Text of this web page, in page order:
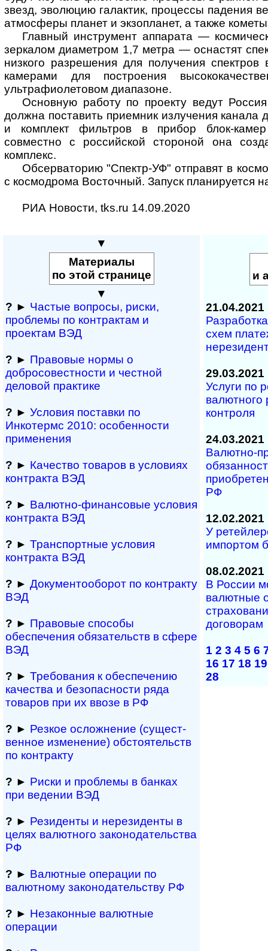
звезд, эволюцию галактик, процессы падения
атмосферы планет и экзопланет, а также
Главный инструмент аппарата —
зеркалом диаметром 1,7 метра — оснастят
низкого разрешения для получения
камерами для построения
ультрафиолетовом диапазоне.
Основную работу по проекту ведут
должна поставить приемник излучения канала
и комплект фильтров в прибор блок-
совместно с российской стороной она
комплекс.
Обсерваторию "Спектр-УФ" отправят в
с космодрома Восточный. Запуск планируется
РИА Новости, tks.ru 14.09.2020
▼
Материалы
по этой странице
▼
? ► Частые вопросы, рис­ки,
проблемы по конт­рактам и
проектам ВЭД
? ► Правовые нормы о
добросовестности и чест­ной
деловой практике
? ► Условия поставки по
Инкотермс 2010: осо­бен­нос­ти
применения
? ► Качество товаров в условиях
контракта ВЭД
? ► Валютно-финансовые условия
контракта ВЭД
? ► Транспортные условия
контракта ВЭД
? ► Документооборот по контракту
ВЭД
? ► Правовые способы
обеспечения обяза­тельств в сфере
ВЭД
? ► Требования к обеспечению
качества и безопасности ряда
товаров при их ввозе в РФ
? ► Резкое осложнение (сущест­
вен­ное измене­ние) обсто­ятельств
по контракту
? ► Риски и проблемы в банках
при ведении ВЭД
? ► Резиденты и не­ре­зи­ден­ты в
целях валютного за­ко­но­да­тель­ст­ва
РФ
? ► Валютные операции по
валютному за­ко­но­да­тель­ст­ву РФ
? ► Незаконные валютные
операции
и
21.04.2021
схем
29.03.2021
Услуги по
валютного
контроля
24.03.2021
Валютно-
РФ
12.02.2021
У
импортом
08.02.2021
В России
валютные
договорам
1 2 3 4 5 6
16 17 18 19
28